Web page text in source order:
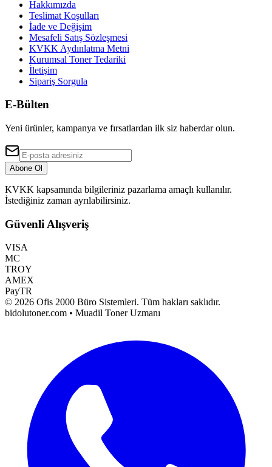
Hakkımızda
Teslimat Koşulları
İade ve Değişim
Mesafeli Satış Sözleşmesi
KVKK Aydınlatma Metni
Kurumsal Toner Tedariki
İletişim
Sipariş Sorgula
E-Bülten
Yeni ürünler, kampanya ve fırsatlardan ilk siz haberdar olun.
Abone Ol
KVKK kapsamında bilgileriniz pazarlama amaçlı kullanılır.
İstediğiniz zaman ayrılabilirsiniz.
Güvenli Alışveriş
VISA
MC
TROY
AMEX
PayTR
© 2026 Ofis 2000 Büro Sistemleri. Tüm hakları saklıdır.
bidolutoner.com • Muadil Toner Uzmanı